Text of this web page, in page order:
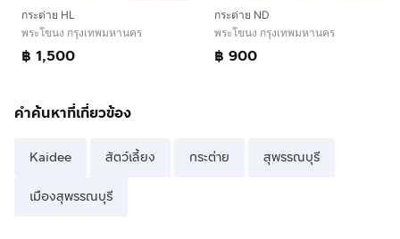
กระต่าย HL
พระโขนง กรุงเทพมหานคร
฿ 1,500
กระต่าย ND
พระโขนง กรุงเทพมหานคร
฿ 900
คำค้นหาที่เกี่ยวข้อง
Kaidee สัตว์เลี้ยง กระต่าย สุพรรณบุรี
เมืองสุพรรณบุรี